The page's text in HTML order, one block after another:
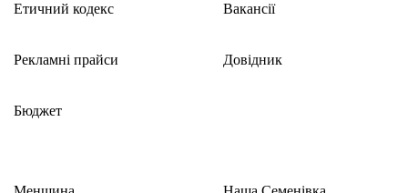
Етичний кодекс
Рекламні прайси
Бюджет
Вакансії
Довідник